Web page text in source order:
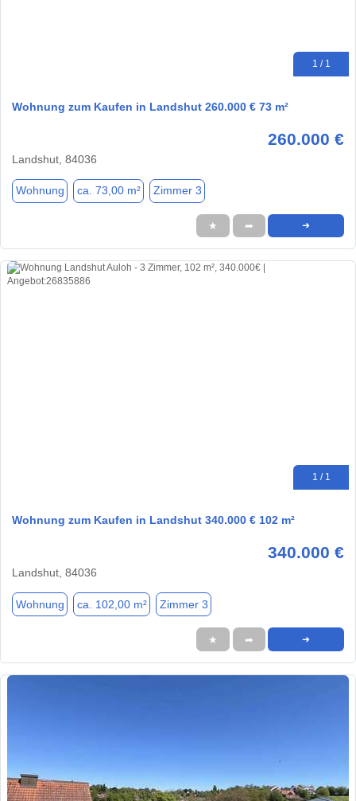
1 / 1
Wohnung zum Kaufen in Landshut 260.000 € 73 m²
260.000 €
Landshut, 84036
Wohnung ca. 73,00 m² Zimmer 3
★ ➦ ➜
1 / 1
Wohnung zum Kaufen in Landshut 340.000 € 102 m²
340.000 €
Landshut, 84036
Wohnung ca. 102,00 m² Zimmer 3
★ ➦ ➜